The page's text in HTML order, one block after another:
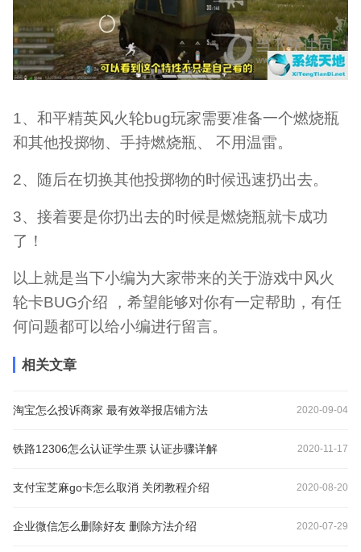
1、和平精英风火轮bug玩家需要准备一个燃烧瓶
和其他投掷物、手持燃烧瓶、 不用温雷。
2、随后在切换其他投掷物的时候迅速扔出去。
3、接着要是你扔出去的时候是燃烧瓶就卡成功
了！
以上就是当下小编为大家带来的关于游戏中风火
轮卡BUG介绍 ，希望能够对你有一定帮助，有任
何问题都可以给小编进行留言。
相关文章
淘宝怎么投诉商家 最有效举报店铺方法 2020-09-04
铁路12306怎么认证学生票 认证步骤详解 2020-11-17
支付宝芝麻go卡怎么取消 关闭教程介绍 2020-08-20
企业微信怎么删除好友 删除方法介绍 2020-07-29